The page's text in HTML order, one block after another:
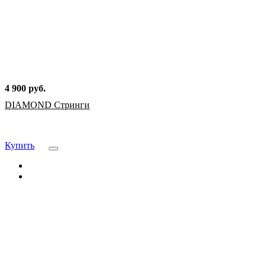
4 900 руб.
DIAMOND Стринги
Купить